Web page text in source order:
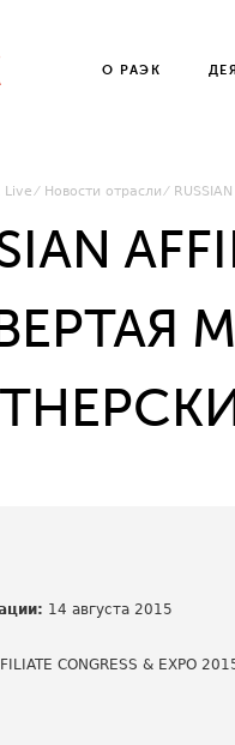
О РАЭК
Live Новости отрасли
14 августа 2015